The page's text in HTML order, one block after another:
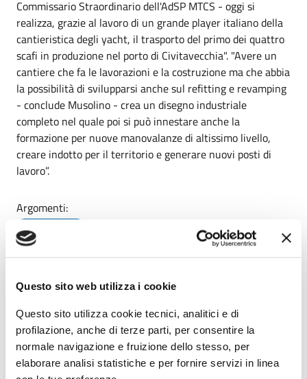
Questo sito web utilizza i cookie
Questo sito utilizza cookie tecnici, analitici e di
profilazione, anche di terze parti, per consentire la
normale navigazione e fruizione dello stesso, per
elaborare analisi statistiche e per fornire servizi in linea
Commissario Straordinario dell'AdSP MTCS - oggi si
realizza, grazie al lavoro di un grande player italiano della
cantieristica degli yacht, il trasporto del primo dei quattro
scafi in produzione nel porto di Civitavecchia". "Avere un
cantiere che fa le lavorazioni e la costruzione ma che abbia
la possibilità di svilupparsi anche sul refitting e revamping
- conclude Musolino - crea un disegno industriale
completo nel quale poi si può innestare anche la
formazione per nuove manovalanze di altissimo livello,
creare indotto per il territorio e generare nuovi posti di
lavoro”.
Argomenti:
Data pubblicazione:
Ultimo aggiornamento:
25/07/2025 12:26
Condividi Vedi azioni